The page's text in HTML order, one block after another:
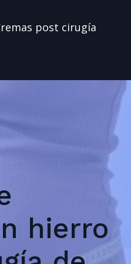
post cirugía
hierro